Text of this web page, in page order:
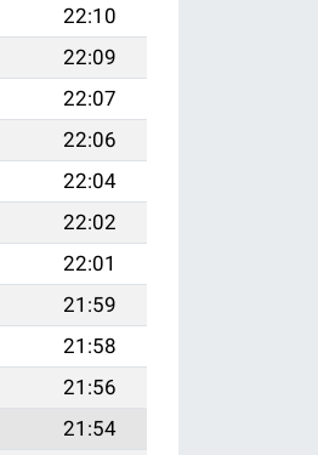
22:10
22:09
22:07
22:06
22:04
22:02
22:01
21:59
21:58
21:56
21:54